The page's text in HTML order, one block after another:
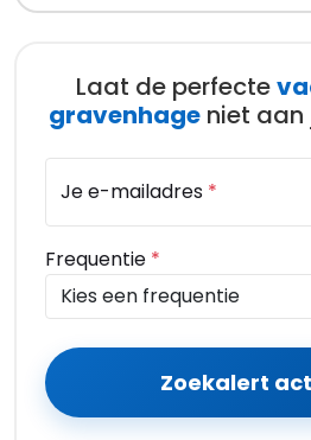
Laat de perfecte
gravenhage niet
Je e-mailadres *
Frequentie *
Zoekalert